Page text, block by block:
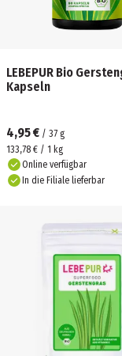
LEBEPUR Bio
Kapseln
4,95 € / 37 g
133,78 € / 1 kg
Online verfügbar
In die Filiale lieferbar